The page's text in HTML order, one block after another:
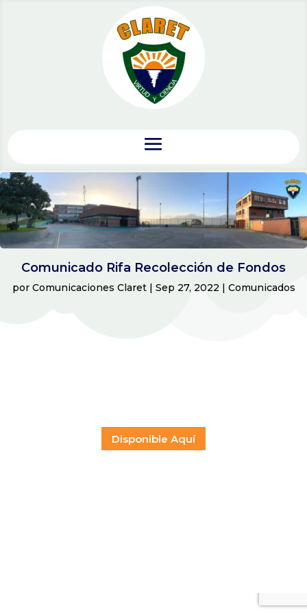
Comunicado Rifa Recolección de Fondos
por Comunicaciones Claret| Sep 27, 2022 | Comunicados
Disponible Aquí